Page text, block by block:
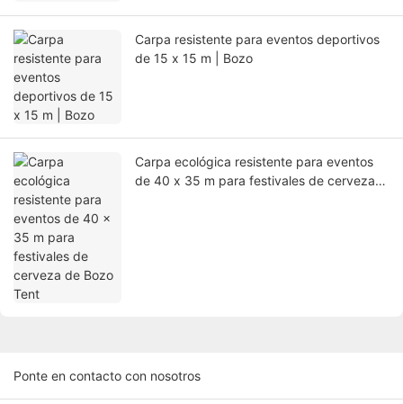
Carpa resistente para eventos deportivos
de 15 x 15 m | Bozo
Carpa ecológica resistente para eventos
de 40 x 35 m para festivales de cerveza
Ponte en contacto con nosotros